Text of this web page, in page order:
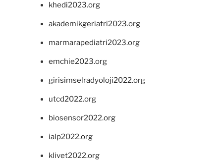
khedi2023.org
akademikgeriatri2023.org
marmarapediatri2023.org
emchie2023.org
girisimselradyoloji2022.org
utcd2022.org
biosensor2022.org
ialp2022.org
klivet2022.org